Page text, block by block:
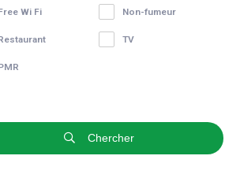
Wi Fi Non-fumeur
TV
Chercher